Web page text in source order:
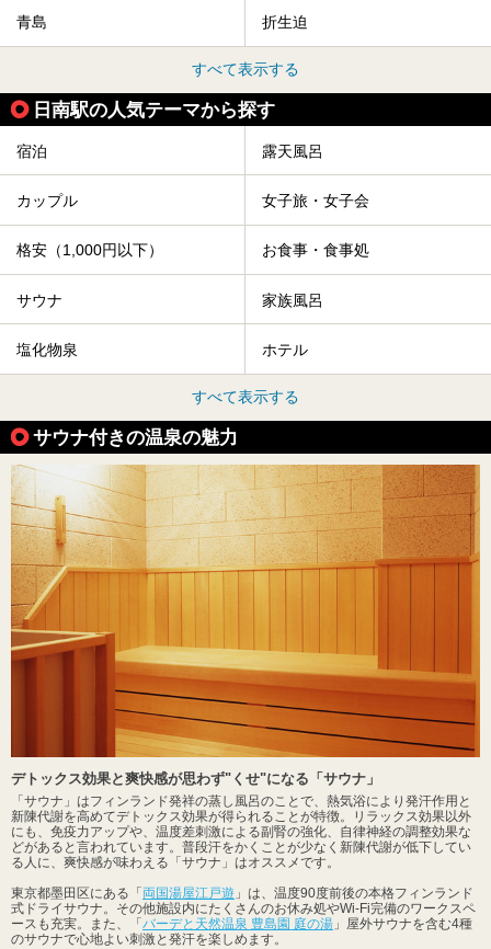
青島 折生迫
すべて表示する
日南駅の人気テーマから探す
宿泊 露天風呂
カップル 女子旅・女子会
格安（1,000円以下） お食事・食事処
サウナ 家族風呂
塩化物泉 ホテル
すべて表示する
サウナ付きの温泉の魅力
デトックス効果と爽快感が思わず"くせ"になる「サウナ」
「サウナ」はフィンランド発祥の蒸し風呂のことで、熱気浴により発汗作用と
新陳代謝を高めてデトックス効果が得られることが特徴。リラックス効果以外
にも、免疫力アップや、温度差刺激による副腎の強化、自律神経の調整効果な
どがあると言われています。普段汗をかくことが少なく新陳代謝が低下してい
る人に、爽快感が味わえる「サウナ」はオススメです。
東京都墨田区にある「 両国湯屋江戸遊 」は、温度90度前後の本格フィンランド
式ドライサウナ。その他施設内にたくさんのお休み処やWi-Fi完備のワークスペ
ースも充実。また、「 バーデと天然温泉 豊島園 庭の湯 」屋外サウナを含む4種
のサウナで心地よい刺激と発汗を楽しめます。